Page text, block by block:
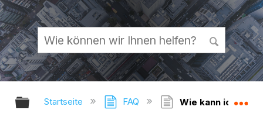
Globale Hierarchie auf- und
Startseite FAQ Wie kann ich als